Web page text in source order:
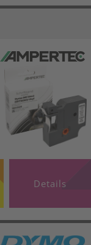
Details